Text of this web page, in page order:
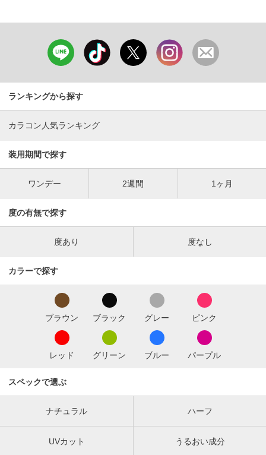
ランキングから探す
カラコン人気ランキング
装用期間で探す
ワンデー 2週間 1ヶ月
度の有無で探す
度あり 度なし
カラーで探す
ブラウン ブラック グレー ピンク
レッド グリーン ブルー パープル
スペックで選ぶ
ナチュラル ハーフ
UVカット うるおい成分